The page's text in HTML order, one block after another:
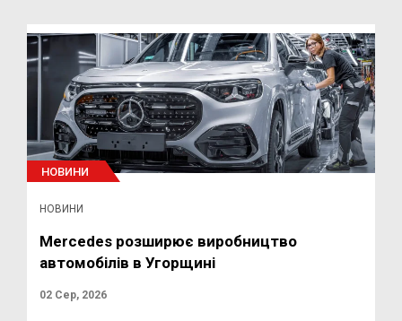
НОВИНИ
НОВИНИ
Mercedes розширює виробництво
автомобілів в Угорщині
02 Сер, 2026